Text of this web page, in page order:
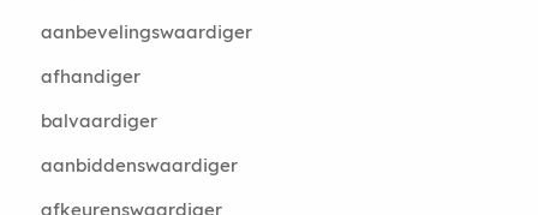
aanbevelingswaardiger
afhandiger
balvaardiger
aanbiddenswaardiger
afkeurenswaardiger